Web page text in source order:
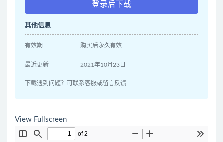
登录后下载
其他信息
有效期 购买后永久有效
最近更新 2021年10月23日
下载遇到问题？可联系客服或留言反馈
View Fullscreen